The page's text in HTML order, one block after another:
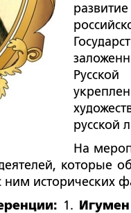
русской
На
которые
исторических
1.